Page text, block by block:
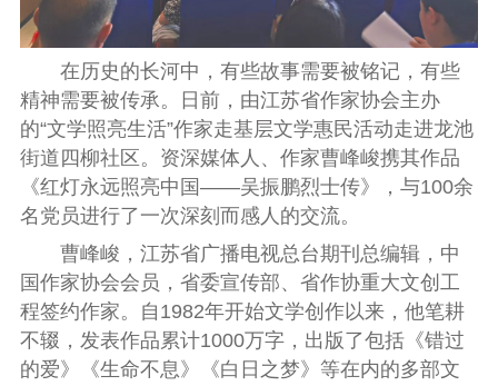
在历史的长河中，有些故事需要被铭记，有些
精神需要被传承。日前，由江苏省作家协会主办
的“文学照亮生活”作家走基层文学惠民活动走进龙池
街道四柳社区。资深媒体人、作家曹峰峻携其作品
《红灯永远照亮中国——吴振鹏烈士传》，与100余
名党员进行了一次深刻而感人的交流。
曹峰峻，江苏省广播电视总台期刊总编辑，中
国作家协会会员，省委宣传部、省作协重大文创工
程签约作家。自1982年开始文学创作以来，他笔耕
不辍，发表作品累计1000万字，出版了包括《错过
的爱》《生命不息》《白日之梦》等在内的多部文